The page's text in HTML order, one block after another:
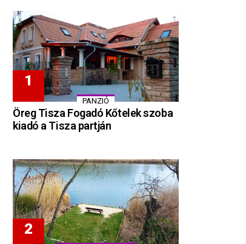
PANZIÓ
Öreg Tisza Fogadó Kőtelek szoba
kiadó a Tisza partján